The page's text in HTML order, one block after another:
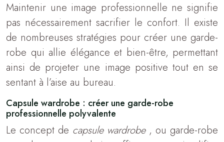
Maintenir une image professionnelle ne signifie
pas nécessairement sacrifier le confort. Il existe
de nombreuses stratégies pour créer une garde-
robe qui allie élégance et bien-être, permettant
ainsi de projeter une image positive tout en se
sentant à l’aise au bureau.
Capsule wardrobe : créer une garde-robe
professionnelle polyvalente
Le concept de capsule wardrobe , ou garde-robe